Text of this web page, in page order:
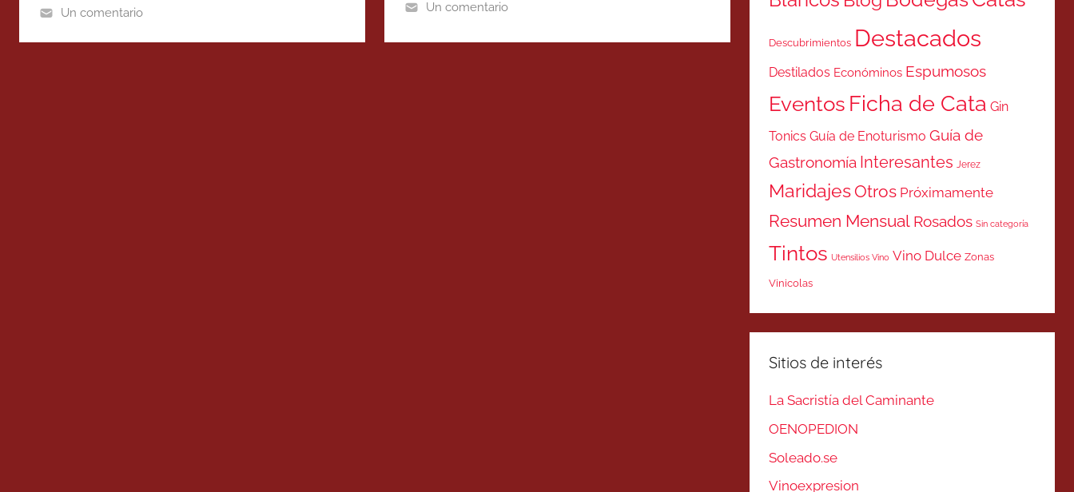
Un comentario
Un comentario
Descubrimientos Destacados
Destilados Económinos Espumosos
Eventos Ficha de Cata Gin
Tonics Guía de Enoturismo Guía de
Gastronomía Interesantes Jerez
MaridajesOtros Próximamente
Resumen Mensual Rosados Sin categoría
Tintos Utensilios Vino Vino Dulce Zonas
Vinicolas
Sitios de interés
La Sacristía del Caminante
OENOPEDION
Soleado.se
Vinoexpresion